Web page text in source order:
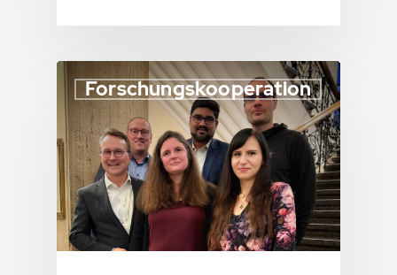
Forschungskooperation